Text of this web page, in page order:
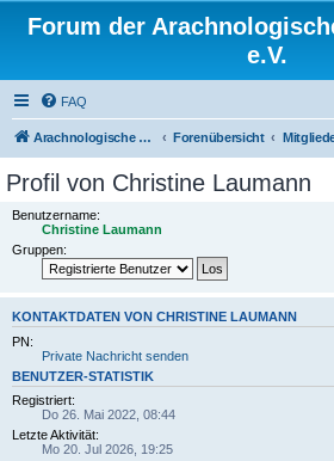
Forum der
e.V.
FAQ
Arachnologische Gesellschaft e. V. Forenübersicht
Profil von Christine Laumann
Benutzername:
Christine Laumann
Gruppen:
KONTAKTDATEN VON CHRISTINE LAUMANN
PN:
Private Nachricht senden
BENUTZER-STATISTIK
Registriert:
Do 26. Mai 2022, 08:44
Letzte Aktivität:
Mo 20. Jul 2026, 19:25